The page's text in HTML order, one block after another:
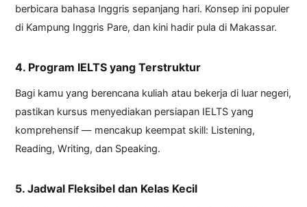
berbicara bahasa Inggris sepanjang hari. Konsep ini populer
di Kampung Inggris Pare, dan kini hadir pula di Makassar.
4. Program IELTS yang Terstruktur
Bagi kamu yang berencana kuliah atau bekerja di luar negeri,
pastikan kursus menyediakan persiapan IELTS yang
komprehensif — mencakup keempat skill: Listening,
Reading, Writing, dan Speaking.
5. Jadwal Fleksibel dan Kelas Kecil